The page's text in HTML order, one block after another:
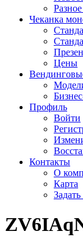
Чеканка
Цены
Профиль
Войти
Контакты
О
Карта